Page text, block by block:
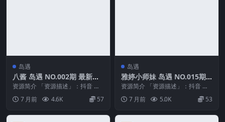
岛遇
八酱 岛遇 NO.002期 最新
至：2026.1.9
资源简介 「资源描述」：抖音 八
酱 岛遇 NO.002期 【15P5V】最新
至：...7 月前 4.6K 57
岛遇
雅婷小师妹 岛遇 NO.015期
最新至：2026.1.7
资源简介 「资源描述」：抖音 雅
婷小师妹 岛遇 NO.015期 【2P3
V】最新...
7 月前 5.0K 53